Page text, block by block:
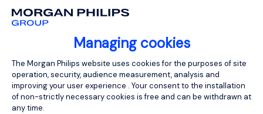
Managing cookies
Consent Management Platform:
The Morgan Philips website uses cookies for the purposes of site
operation, security, audience measurement, analysis and
improving your user experience . Your consent to the installation
of non-strictly necessary cookies is free and can be withdrawn at
any time.
realizacji strategii handlowej na rynk...
View job and apply